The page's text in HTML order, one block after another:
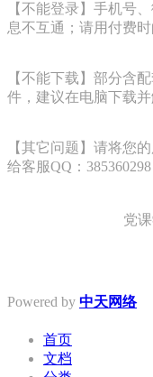
【不能登录】手机号
息不互通；请用付费时
【不能下载】部分含
件，建议在电脑下载并
【其它问题】请将您
给客服QQ：385360298
党
Powered by 中天网络
首页
文档